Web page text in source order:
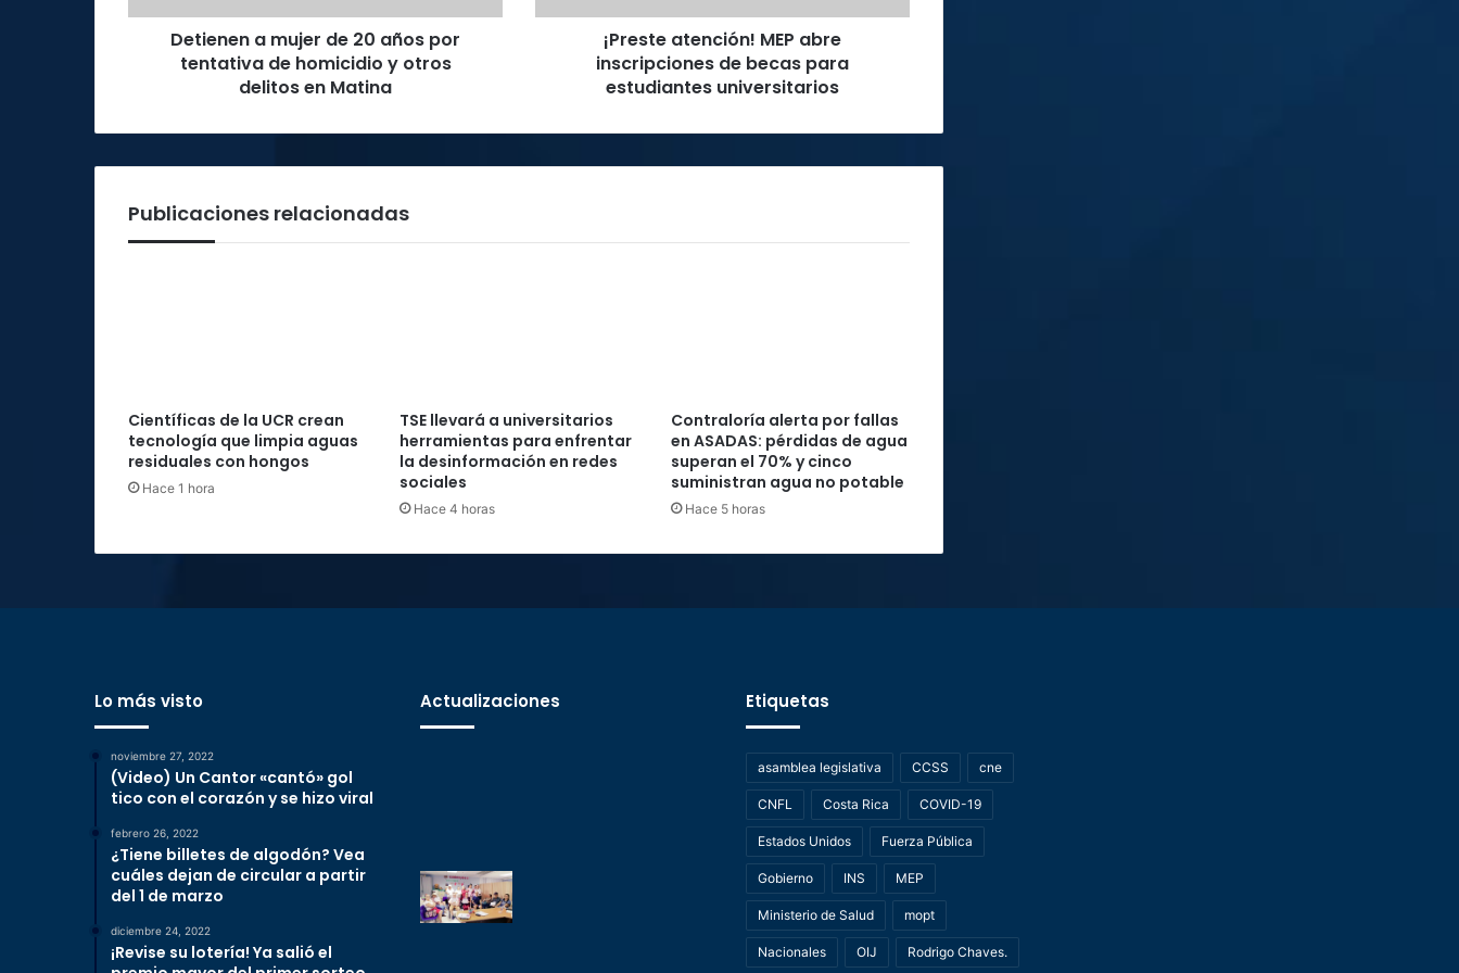
de
homicidio
en
Detienen a mujer de 20 años por
tentativa de homicidio y otros
delitos en Matina
estudiantes
universitarios¡Preste atención! MEP abre
inscripciones de becas para
estudiantes universitarios
Publicaciones relacionadas
Científicas de la UCR crean
tecnología que limpia aguas
residuales con hongos
Hace 1 hora
TSE llevará a universitarios
herramientas para enfrentar
la desinformación en redes
sociales
Hace 4 horas
Contraloría alerta por fallas
en ASADAS: pérdidas de agua
superan el 70% y cinco
suministran agua no potable
Hace 5 horas
Lo más visto
noviembre 27, 2022
(Video) Un Cantor «cantó» gol
tico con el corazón y se hizo viral
febrero 26, 2022
¿Tiene billetes de algodón? Vea
cuáles dejan de circular a partir
del 1 de marzo
diciembre 24, 2022
¡Revise su lotería! Ya salió el
Actualizaciones Etiquetas
asamblea legislativa CCSS cne
CNFL Costa Rica COVID-19
Estados Unidos Fuerza Pública
Gobierno INS MEP
Ministerio de Salud mopt
Nacionales OIJ Rodrigo Chaves.